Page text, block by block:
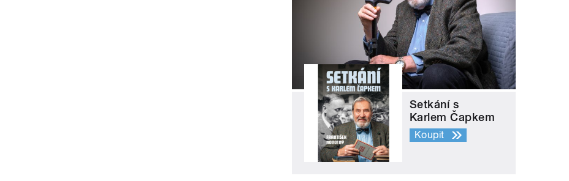
Setkání s
Karlem Čapkem
Koupit